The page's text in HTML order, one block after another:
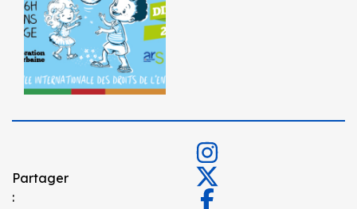
Partager
: